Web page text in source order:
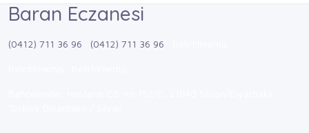
Baran Eczanesi
(0412) 711 36 96 (0412) 711 36 96